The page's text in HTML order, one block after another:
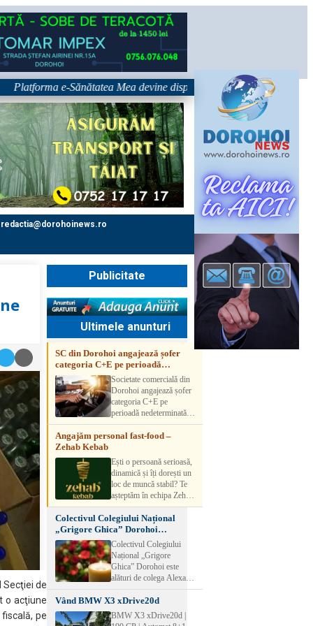
e-Sănătatea Mea devine disponibilă pe 1 septembrie:
redactia@dorohoinews.ro
Secţiei de
o acţiune
pe
Publicitate
Ultimele anunturi
SC din Dorohoi angajează șofer
categoria C+E pe perioadă
nedeterminatăSocietate comercială din
Dorohoi angajează șofer
categoria C+E pe
perioadă nedeterminată.
Candidatul trebuie să
aibă experiență și atestat
detalii, vă rog să sunați la
numărul de telefon.
Angajăm personal fast-food –
Zehab Kebab
Ești o persoană serioasă,
dinamică și îți dorești un
loc de muncă stabil? Te
așteptăm în echipa Zehab
Kebab! Posturi
disponibile: -
SHAORMAR AJUTOR
BUCATAR 2/posturi -
LUCRATOR
COMERCIAL
VANZATOR /2 posturi
muncă Program flexibil
Salariu motivant, în
funcție de experienț
Colectivul Colegiului Național
„Grigore Ghica” Dorohoi
transmite sincere condoleanțe
Colectivul Colegiului
Național „Grigore
Ghica” Dorohoi este
alături de colega Alexa
Lăcrămioara la trecerea în
neființă a soțului și
transmite sincere
condoleanțe familiei.
Vând BMW X3 xDrive20d
BMW X3 xDrive20d |